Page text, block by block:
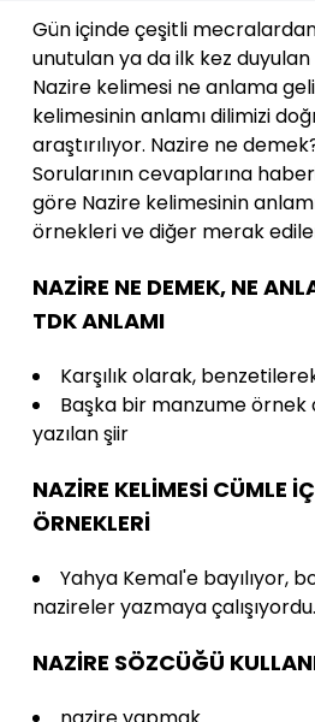
Gün içinde çeşitli
unutulan ya da ilk kez
Nazire kelimesi ne anlama
kelimesinin anlamı dilimizi
araştırılıyor. Nazire ne
Sorularının cevaplarına
göre Nazire kelimesinin
örnekleri ve diğer merak
NAZİRE NE DEMEK, NE
TDK ANLAMI
Karşılık olarak,
Başka bir manzume örnek
yazılan şiir
NAZİRE KELİMESİ CÜMLE
ÖRNEKLERİ
Yahya Kemal'e bayılıyor,
nazireler yazmaya çalışıyordu.
NAZİRE SÖZCÜĞÜ